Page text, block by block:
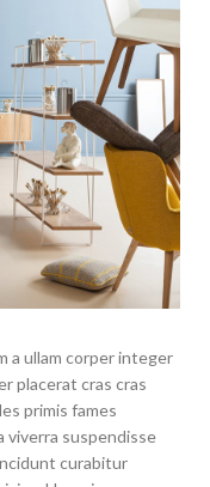
a ullam corper integer
placerat cras cras
primis fames
viverra suspendisse
curabitur